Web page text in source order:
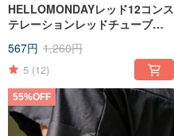
HELLOMONDAYレッド12コンス
テレーションレッドチューブソ
ウィンドソックス
567円 1,260円
5 (12)
55%OFF